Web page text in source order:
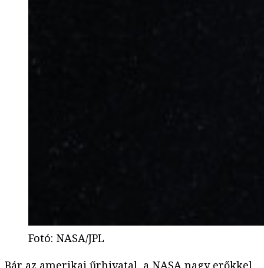
Fotó: NASA/JPL
Bár az amerikai űrhivatal, a NASA nagy erőkkel